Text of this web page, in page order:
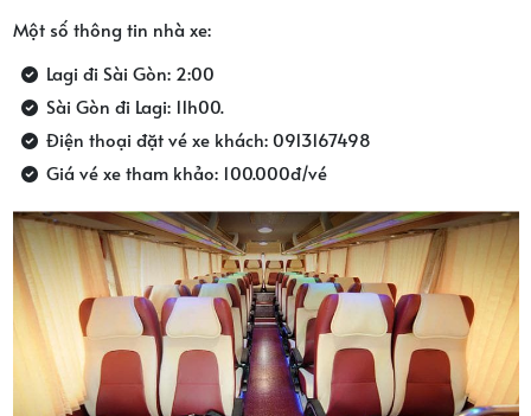
Một số thông tin nhà xe:
Lagi đi Sài Gòn: 2:00
Sài Gòn đi Lagi: 11h00.
Điện thoại đặt vé xe khách: 0913167498
Giá vé xe tham khảo: 100.000đ/vé